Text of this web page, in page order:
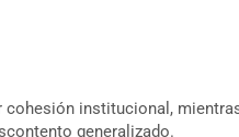
cohesión institucional,
generalizado.